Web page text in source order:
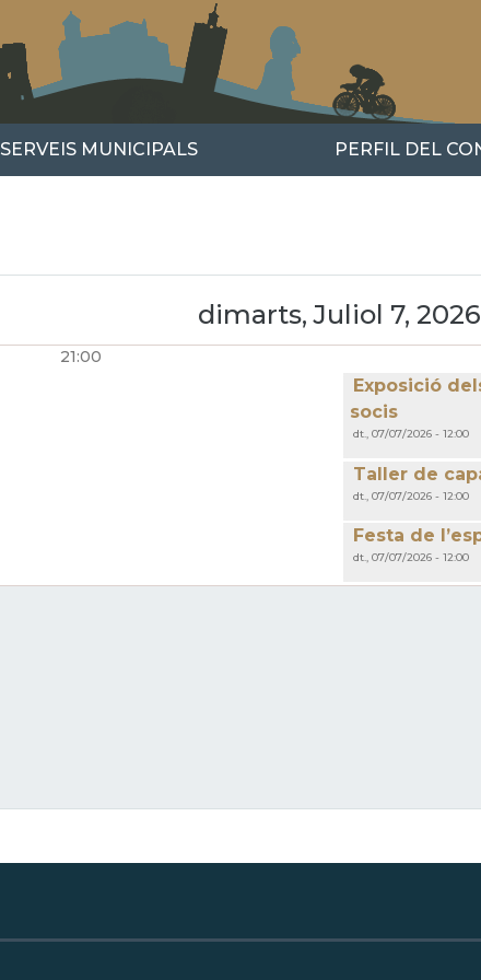
SERVEIS MUNICIPALS PERFIL DEL
dimarts, Juliol 7, 2026
21:00
Exposició
socis
dt., 07/07/2026 - 12:00
Taller de
dt., 07/07/2026 - 12:00
Festa de
dt., 07/07/2026 - 12:00